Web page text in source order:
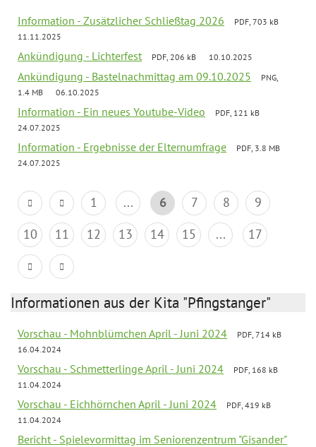
Information - Zusätzlicher Schließtag 2026
PDF, 703 kB
11.11.2025
Ankündigung - Lichterfest PDF, 206 kB 10.10.2025
Ankündigung - Bastelnachmittag am 09.10.2025
PNG,
1.4 MB
06.10.2025
Information - Ein neues Youtube-Video
PDF, 121 kB
24.07.2025
Information - Ergebnisse der Elternumfrage
PDF, 3.8 MB
24.07.2025
1 ... 6 7 8
9
10
11 12 13 14 15 ... 17
Informationen aus der Kita "Pfingstanger"
Vorschau - Mohnblümchen April - Juni 2024
PDF, 714 kB
16.04.2024
Vorschau - Schmetterlinge April - Juni 2024
PDF, 168 kB
11.04.2024
Vorschau - Eichhörnchen April - Juni 2024
PDF, 419 kB
11.04.2024
Bericht - Spielevormittag im Seniorenzentrum "Gisander"